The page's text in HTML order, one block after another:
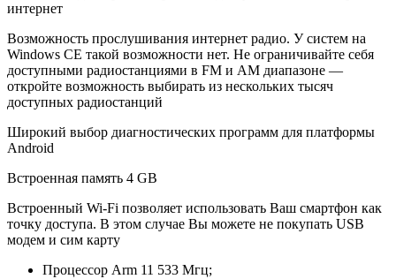
интернет
Возможность прослушивания интернет радио. У систем на
Windows CE такой возможности нет. Не ограничивайте себя
доступными радиостанциями в FM и AM диапазоне —
откройте возможность выбирать из нескольких тысяч
доступных радиостанций
Широкий выбор диагностических программ для платформы
Android
Встроенная память 4 GB
Встроенный Wi-Fi позволяет использовать Ваш смартфон как
точку доступа. В этом случае Вы можете не покупать USB
модем и сим карту
Процессор Arm 11 533 Мгц;